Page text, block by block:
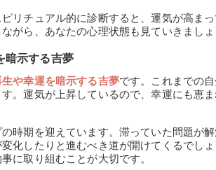
ピリチュアル的に診断すると、運気が高ま
がら、あなたの心理状態も見ていきましょ
暗示する吉夢
生や幸運を暗示する吉夢です。これまでの
。運気が上昇しているので、幸運にも恵
時期を迎えています。滞っていた問題が
変化したりと進むべき道が開けてくるでし
に取り組むことが大切です。